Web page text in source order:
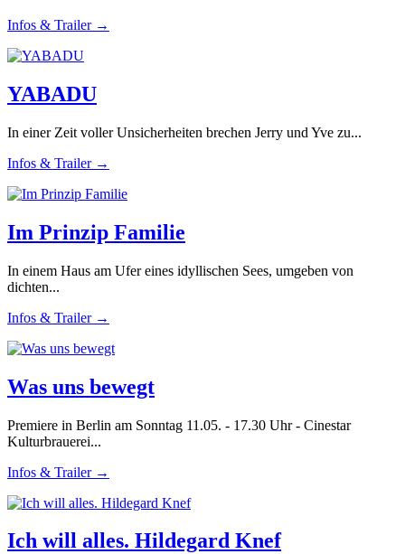
Infos & Trailer →
YABADU
In einer Zeit voller Unsicherheiten brechen Jerry und Yve zu...
Infos & Trailer →
Im Prinzip Familie
In einem Haus am Ufer eines idyllischen Sees, umgeben von
dichten...
Infos & Trailer →
Was uns bewegt
Premiere in Berlin am Sonntag 11.05. - 17.30 Uhr - Cinestar
Kulturbrauerei...
Infos & Trailer →
Ich will alles. Hildegard Knef